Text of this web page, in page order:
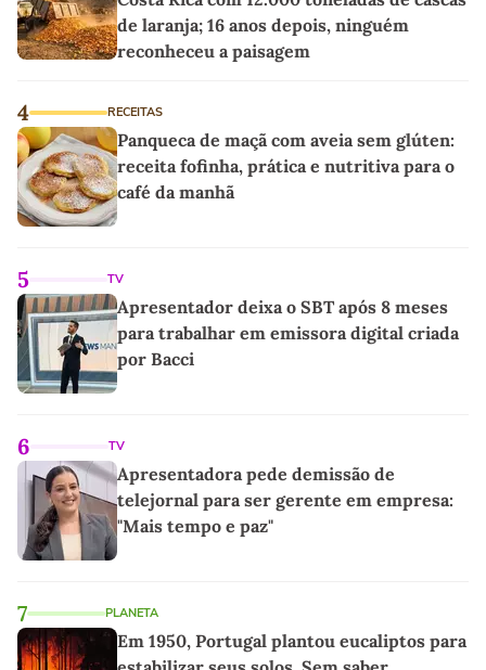
de laranja; 16 anos depois, ninguém
reconheceu a paisagem
4 RECEITAS
Panqueca de maçã com aveia sem glúten:
receita fofinha, prática e nutritiva para o
café da manhã
5 TV
Apresentador deixa o SBT após 8 meses
para trabalhar em emissora digital criada
por Bacci
6 TV
Apresentadora pede demissão de
telejornal para ser gerente em empresa:
"Mais tempo e paz"
7 PLANETA
Em 1950, Portugal plantou eucaliptos para